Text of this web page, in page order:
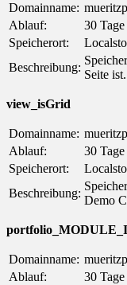
Domainname:
Ablauf:
30 Tage
Speicherort:
Beschreibung:
Seite ist.
view_isGrid
Domainname:
Ablauf:
30 Tage
Speicherort:
Beschreibung:
Demo
Domainname:
Ablauf:
30 Tage